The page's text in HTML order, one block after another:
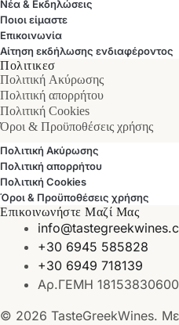
Νέα & Εκδηλώσεις
Ποιοι είμαστε
Επικοινωνία
Αίτηση εκδήλωσης ενδιαφέροντος
Πολιτικεσ
Πολιτική Ακύρωσης
Πολιτική απορρήτου
Πολιτική Cookies
Όροι & Προϋποθέσεις χρήσης
Πολιτική Ακύρωσης
Πολιτική απορρήτου
Πολιτική Cookies
Όροι & Προϋποθέσεις χρήσης
Επικοινωνήστε Μαζί Μας
+30 6945 585828
+30 6949 718139
Αρ.ΓΕΜΗ
© 2026 TasteGreekWines.